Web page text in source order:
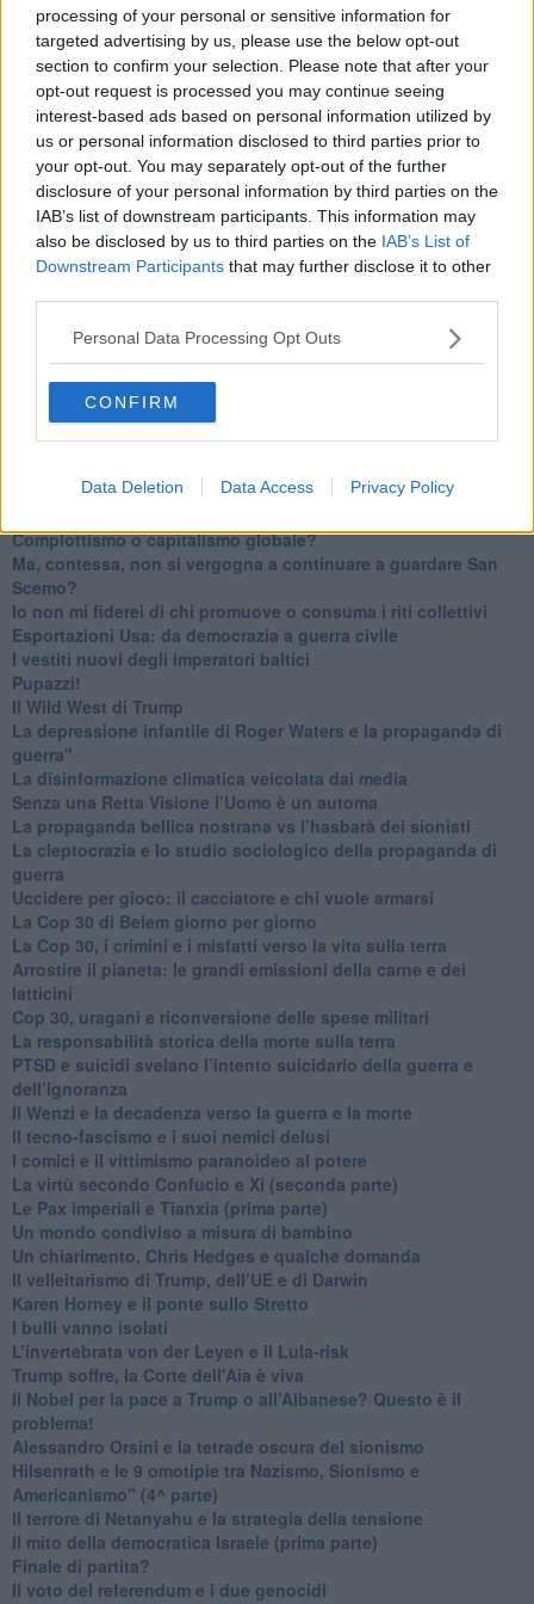
processing of your personal or sensitive information for
targeted advertising by us, please use the below opt-out
section to confirm your selection. Please note that after your
opt-out request is processed you may continue seeing
interest-based ads based on personal information utilized by
us or personal information disclosed to third parties prior to
your opt-out. You may separately opt-out of the further
disclosure of your personal information by third parties on the
IAB’s list of downstream participants. This information may
also be disclosed by us to third parties on the IAB’s List of
Downstream Participants that may further disclose it to other
Personal Data Processing Opt Outs
CONFIRM
Data Deletion Data Access Privacy Policy
Tutti morimmo a stento (3)
Tutti morimmo a stento (2)
​Tutti morimmo a stento (1)
IL CORRIDOIO BLU il resoconto del convegno
Un manuale essenziale per seguire il CORRIDOIO BLU
Il corridoio blu
​Il cronoprogramma ottimale verso il full electric sui traghetti
​I costi dell’adeguamento al cold ironing
Alcune domande da esordiente agli esperti che decidono le
sorti dell’Elba
Verso il full electric a gestione pubblica dei traghetti​
​La Scienza dei Cittadini e i Cittadini per l’Aria
Trump e le sue guerre contro i deboli e contro la terra
dell’opposizione
​Date loro l’Oscar al posto del Nobel per la Pace
L'umanizzazione dell'economia e della politica
​Dopo il diluvio dei NO: un patto intergenerazionale
​Un grandioso NO ai falchi teocratici e ai loro vassalli
Donald e Bibi confinati nell’isola di St James?
​Complottismo o capitalismo globale?
​Ma, contessa, non si vergogna a continuare a guardare San
Scemo?
​Io non mi fiderei di chi promuove o consuma i riti collettivi
Esportazioni Usa: da democrazia a guerra civile
​I vestiti nuovi degli imperatori baltici
​Pupazzi!
​Il Wild West di Trump
​La depressione infantile di Roger Waters e la propaganda di
guerra"
​La disinformazione climatica veicolata dai media
Senza una Retta Visione l’Uomo è un automa
​La propaganda bellica nostrana vs l’hasbarà dei sionisti
​La cleptocrazia e lo studio sociologico della propaganda di
guerra
​Uccidere per gioco: il cacciatore e chi vuole armarsi
​La Cop 30 di Belem giorno per giorno
La Cop 30, i crimini e i misfatti verso la vita sulla terra
Arrostire il pianeta: le grandi emissioni della carne e dei
latticini
​Cop 30, uragani e riconversione delle spese militari
La responsabilità storica della morte sulla terra
PTSD e suicidi svelano l’intento suicidario della guerra e
dell’ignoranza
Il Wenzi e la decadenza verso la guerra e la morte
​Il tecno-fascismo e i suoi nemici delusi
​I comici e il vittimismo paranoideo al potere
​La virtù secondo Confucio e Xi (seconda parte)
Le Pax imperiali e Tianxia (prima parte)
Un mondo condiviso a misura di bambino
​Un chiarimento, Chris Hedges e qualche domanda
Il velleitarismo di Trump, dell’UE e di Darwin
​Karen Horney e il ponte sullo Stretto
​I bulli vanno isolati
L’invertebrata von der Leyen e il Lula-risk
Trump soffre, la Corte dell'Aia è viva
​Il Nobel per la pace a Trump o all’Albanese? Questo è il
problema!
​Alessandro Orsini e la tetrade oscura del sionismo
​Hilsenrath e le 9 omotipie tra Nazismo, Sionismo e
Americanismo" (4^ parte)
​Il terrore di Netanyahu e la strategia della tensione
Il mito della democratica Israele (prima parte)
​Finale di partita?
​Il voto del referendum e i due genocidi